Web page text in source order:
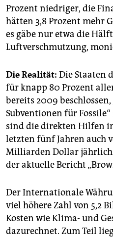
Prozent niedriger, die
hätten 3,8 Prozent mehr
es gäbe nur etwa die
Luftverschmutzung,
Die Realität: Die Staaten
für knapp 80 Prozent
bereits 2009
Subventionen für
sind die direkten Hilfen
letzten fünf Jahren auch
Milliarden Dollar jährlich
der ak­tuel­le Bericht
Der Internationale
viel höhere Zahl von 5,2
Kosten wie Klima- und
dazurechnet. Zum Teil